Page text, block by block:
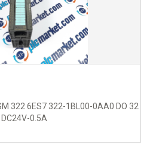
322 6ES7 322-1BL00-0AA0 DO 32
DC24V-0.5A